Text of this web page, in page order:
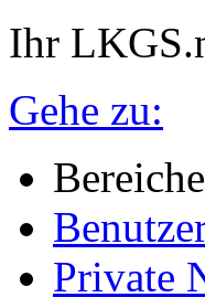
Ihr
Gehe zu:
Bereiche
Private